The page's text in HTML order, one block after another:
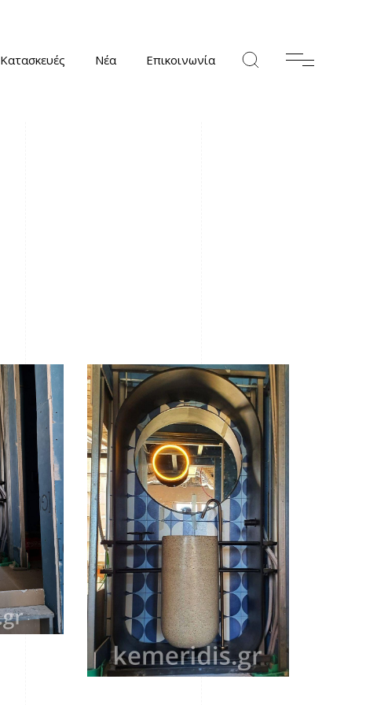
Κατασκευές Νέα Επικοινωνία